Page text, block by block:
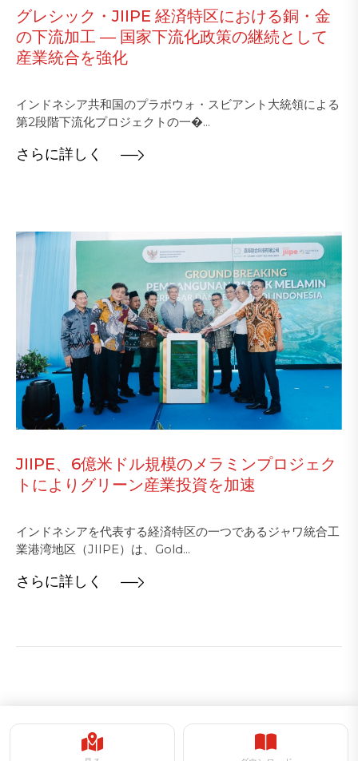
グレシック・JIIPE 経済特区における銅・金
の下流加工 ― 国家下流化政策の継続として
産業統合を強化
インドネシア共和国のプラボウォ・スビアント大統領による
第2段階下流化プロジェクトの一�...
さらに詳しく
JIIPE、6億米ドル規模のメラミンプロジェク
トによりグリーン産業投資を加速
インドネシアを代表する経済特区の一つであるジャワ統合工
業港湾地区（JIIPE）は、Gold...
さらに詳しく